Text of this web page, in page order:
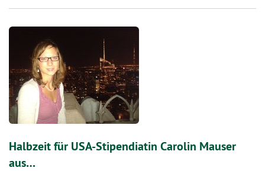
Halbzeit für USA-Stipendiatin Carolin Mauser
aus…